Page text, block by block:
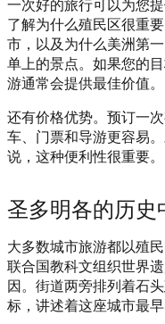
一次好的旅行可以为您
了解为什么殖民区很重
市，以及为什么美洲第
单上的景点。如果您的
游通常会提供最佳价值。
还有价格优势。预订一
车、门票和导游更容易
说，这种便利性很重要。
圣多明各的历史
大多数城市旅游都以殖
联合国教科文组织世界
因。街道两旁排列着石
标，讲述着这座城市最早